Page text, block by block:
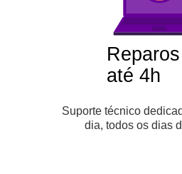
até 4h
Suporte técnico
dia, todos os dias